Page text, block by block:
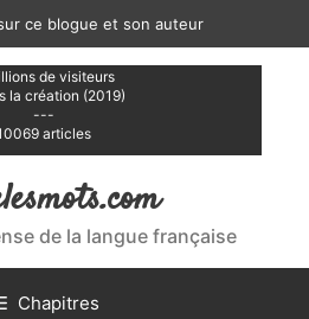
ce blogue et son auteur
de visiteurs
la création (2019)
---
articles
de la langue française
Chapitres